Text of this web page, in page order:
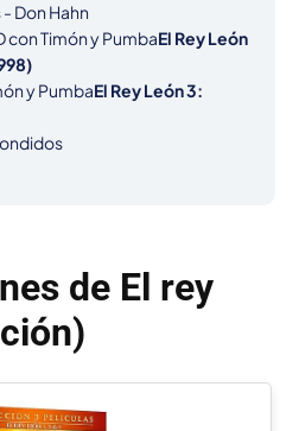
Don Hahn
con Timón y PumbaEl Rey León
y PumbaEl Rey León 3:
de El rey